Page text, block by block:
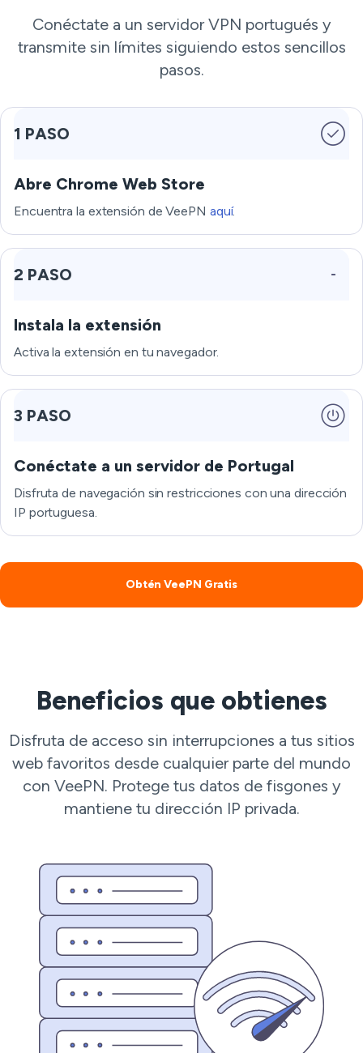
Conéctate a un servidor VPN portugués y
transmite sin límites siguiendo estos sencillos
pasos.
1 PASO
Abre Chrome Web Store
Encuentra la extensión de VeePN aquí.
2 PASO
Instala la extensión
Activa la extensión en tu navegador.
3 PASO
Conéctate a un servidor de Portugal
Disfruta de navegación sin restricciones con una dirección
IP portuguesa.
Obtén VeePN Gratis
Beneficios que obtienes
Disfruta de acceso sin interrupciones a tus sitios
web favoritos desde cualquier parte del mundo
con VeePN. Protege tus datos de fisgones y
mantiene tu dirección IP privada.